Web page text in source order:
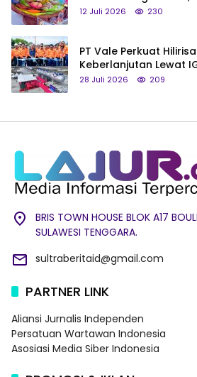
hingga Tumpeng Beras
12 Juli 2026 230
PT Vale Perkuat
Keberlanjutan Lewat
28 Juli 2026 209
BRIS TOWN HOUSE BLOK A17
SULAWESI TENGGARA.
sultraberitaid@gmail.com
PARTNER LINK
Aliansi Jurnalis Independen
Persatuan Wartawan Indonesia
Asosiasi Media Siber Indonesia